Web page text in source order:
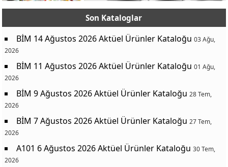
Son Kataloglar
BİM 14 Ağustos 2026 Aktüel Ürünler Kataloğu 03 Ağu,
2026
BİM 11 Ağustos 2026 Aktüel Ürünler Kataloğu 01 Ağu,
2026
BİM 9 Ağustos 2026 Aktüel Ürünler Kataloğu 28 Tem,
2026
BİM 7 Ağustos 2026 Aktüel Ürünler Kataloğu 27 Tem,
2026
A101 6 Ağustos 2026 Aktüel Ürünler Kataloğu 30 Tem,
2026